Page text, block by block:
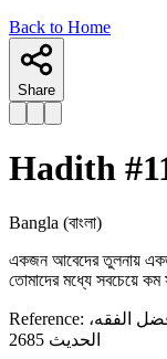
Back to Home
Share
Hadith #
Bangla (বাংলা)
একজন আবেদের তুলনায়
তোমাদের মধ্যে সবচেয়ে কম
Reference: الفقه،
الحدیث 2685